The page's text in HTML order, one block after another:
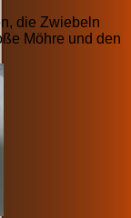
die Zwiebeln
Möhre und den